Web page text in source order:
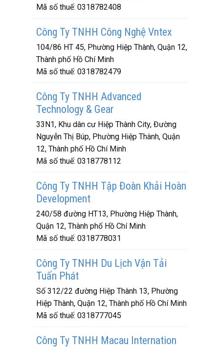
Mã số thuế: 0318782408
Công Ty TNHH Công Nghệ Vntex
104/86 HT 45, Phường Hiệp Thành, Quận 12,
Thành phố Hồ Chí Minh
Mã số thuế: 0318782479
Công Ty TNHH Advanced
Technology & Gear
33N1, Khu dân cư Hiệp Thành City, Đường
Nguyễn Thị Búp, Phường Hiệp Thành, Quận
12, Thành phố Hồ Chí Minh
Mã số thuế: 0318778112
Công Ty TNHH Tập Đoàn Khải Hoàn
Development
240/58 đường HT13, Phường Hiệp Thành,
Quận 12, Thành phố Hồ Chí Minh
Mã số thuế: 0318778031
Công Ty TNHH Du Lịch Vận Tải
Tuấn Phát
Số 312/22 đường Hiệp Thành 13, Phường
Hiệp Thành, Quận 12, Thành phố Hồ Chí Minh
Mã số thuế: 0318777045
Công Ty TNHH Macau Internation